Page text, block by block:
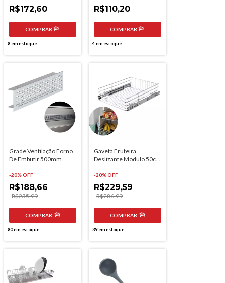
R$172,60
8em estoque
MOLDPLAST
R$110,20
4em estoque
Grade Ventilação Forno
De Embutir 500mm
-20% OFF
R$188,66
R$235,99
COMPRAR
80em estoque
Gaveta Fruteira
Deslizante Modulo 50cm
8353
-20% OFF
R$229,59
R$286,99
COMPRAR
39em estoque